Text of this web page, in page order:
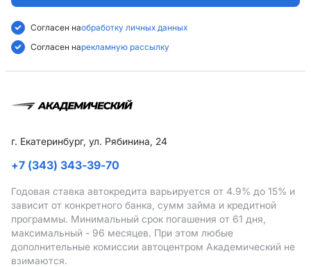
Согласен наобработку личных данных
Согласен нарекламную рассылку
г. Екатеринбург, ул. Рябинина, 24
+7 (343) 343-39-70
Годовая ставка автокредита варьируется от 4.9% до 15% и
зависит от конкретного банка, сумм займа и кредитной
программы. Минимальный срок погашения от 61 дня,
максимальный - 96 месяцев. При этом любые
дополнительные комиссии автоцентром Академический не
взимаются.